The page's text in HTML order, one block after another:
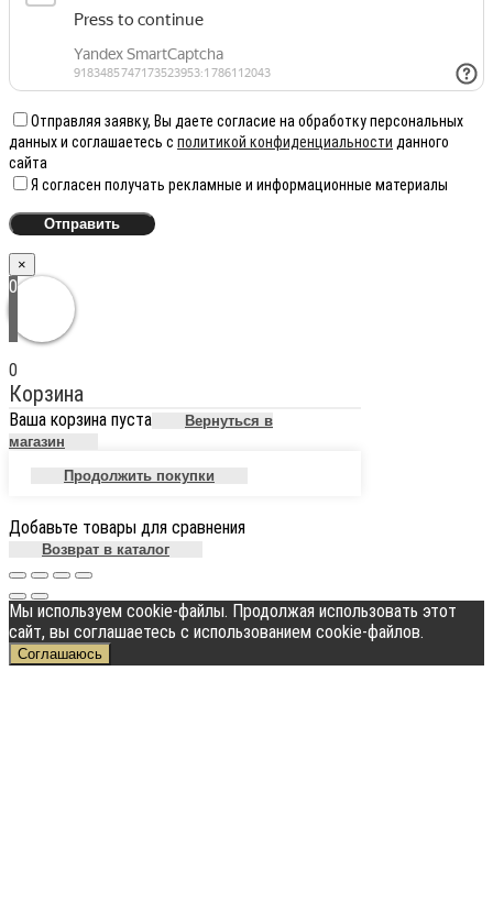
Отправляя заявку, Вы даете согласие на обработку персональных
данных и соглашаетесь с политикой конфиденциальности данного
сайта
Я согласен получать рекламные и информационные материалы
×
0
0
Корзина
Ваша корзина пуста
Вернуться в
магазин
Продолжить покупки
Добавьте товары для сравнения
Возврат в каталог
Мы используем cookie-файлы. Продолжая использовать этот
сайт, вы соглашаетесь с использованием cookie-файлов.
Соглашаюсь